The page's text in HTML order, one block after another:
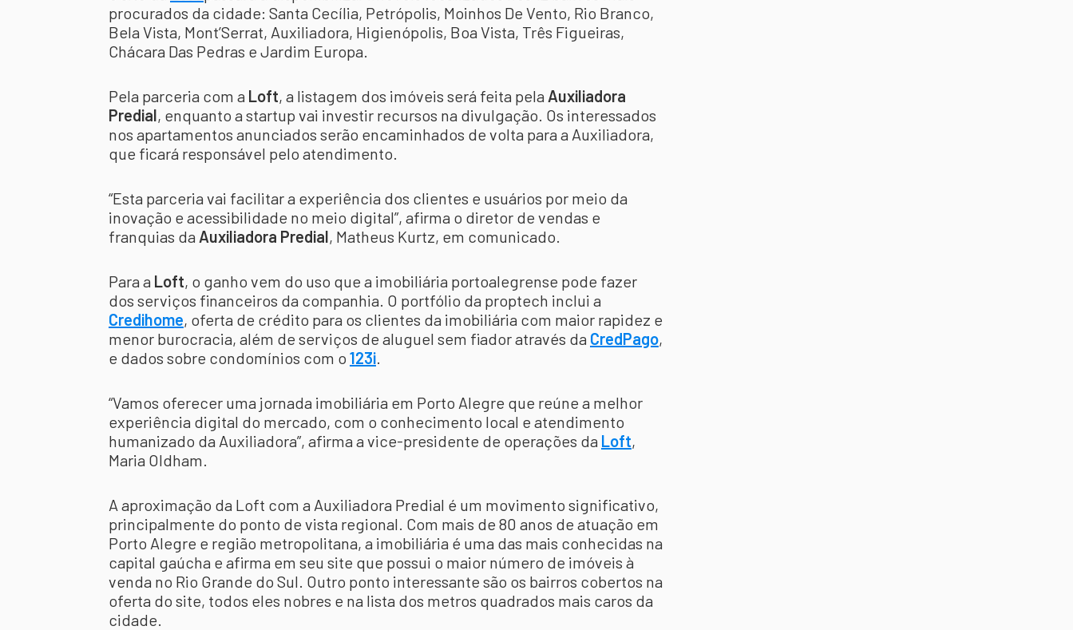
procurados da cidade: Santa Cecília, Petrópolis, Moinhos De Vento, Rio Branco,
Bela Vista, Mont’Serrat, Auxiliadora, Higienópolis, Boa Vista, Três Figueiras,
Chácara Das Pedras e Jardim Europa.
Pela parceria com a Loft, a listagem dos imóveis será feita pela Auxiliadora
Predial, enquanto a startup vai investir recursos na divulgação. Os interessados
nos apartamentos anunciados serão encaminhados de volta para a Auxiliadora,
que ficará responsável pelo atendimento.
“Esta parceria vai facilitar a experiência dos clientes e usuários por meio da
inovação e acessibilidade no meio digital”, afirma o diretor de vendas e
franquias da Auxiliadora Predial, Matheus Kurtz, em comunicado.
Para a Loft, o ganho vem do uso que a imobiliária portoalegrense pode fazer
dos serviços financeiros da companhia. O portfólio da proptech inclui a
Credihome, oferta de crédito para os clientes da imobiliária com maior rapidez e
menor burocracia, além de serviços de aluguel sem fiador através da CredPago,
e dados sobre condomínios com o 123i.
“Vamos oferecer uma jornada imobiliária em Porto Alegre que reúne a melhor
experiência digital do mercado, com o conhecimento local e atendimento
humanizado da Auxiliadora”, afirma a vice-presidente de operações da Loft,
Maria Oldham.
A aproximação da Loft com a Auxiliadora Predial é um movimento significativo,
principalmente do ponto de vista regional. Com mais de 80 anos de atuação em
Porto Alegre e região metropolitana, a imobiliária é uma das mais conhecidas na
capital gaúcha e afirma em seu site que possui o maior número de imóveis à
venda no Rio Grande do Sul. Outro ponto interessante são os bairros cobertos na
oferta do site, todos eles nobres e na lista dos metros quadrados mais caros da
cidade.